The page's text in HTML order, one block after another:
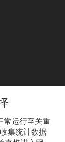
常运行至关重
集统计数据
来订阅我们的新